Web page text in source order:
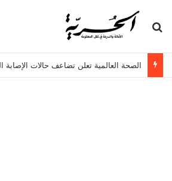
بحث عن
الصحة العالمية تعلن تضاعف حالات الإصابة